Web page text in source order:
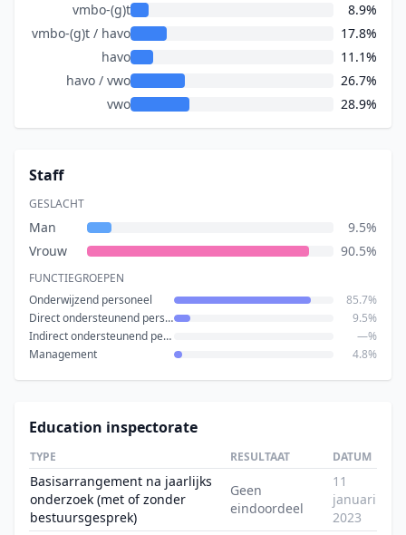
vmbo-(g)t
8.9%
vmbo-(g)t / havo
17.8%
havo
11.1%
havo / vwo
26.7%
vwo
28.9%
Staff
GESLACHT
Man
9.5%
Vrouw
90.5%
FUNCTIEGROEPEN
Onderwijzend personeel
85.7%
Direct ondersteunend personeel
9.5%
Indirect ondersteunend personeel
—%
Management
4.8%
Education inspectorate
TYPE RESULTAAT DATUM
Basisarrangement na jaarlijks
onderzoek (met of zonder
bestuursgesprek)
Geen
eindoordeel
11
januari
2023